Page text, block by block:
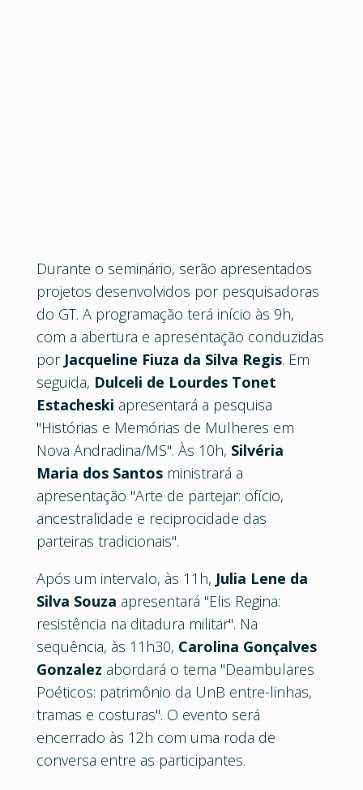
Durante o seminário, serão apresentados
projetos desenvolvidos por pesquisadoras
do GT. A programação terá início às 9h,
com a abertura e apresentação conduzidas
por Jacqueline Fiuza da Silva Regis. Em
seguida, Dulceli de Lourdes Tonet
Estacheski apresentará a pesquisa
"Histórias e Memórias de Mulheres em
Nova Andradina/MS". Às 10h, Silvéria
Maria dos Santosministrará a
apresentação "Arte de partejar: ofício,
ancestralidade e reciprocidade das
parteiras tradicionais".
Após um intervalo, às 11h, Julia Lene da
Silva Souza apresentará "Elis Regina:
resistência na ditadura militar". Na
sequência, às 11h30, Carolina Gonçalves
Gonzalez abordará o tema "Deambulares
Poéticos: patrimônio da UnB entre-linhas,
tramas e costuras". O evento será
encerrado às 12h com uma roda de
conversa entre as participantes.